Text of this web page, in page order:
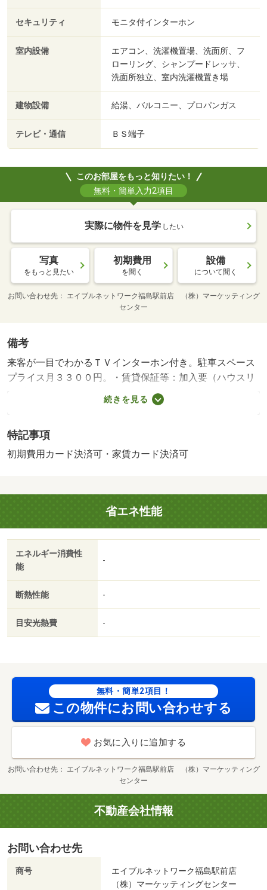
セキュリティ モニタ付インターホン
室内設備
エアコン、洗濯機置場、洗面所、フ
ローリング、シャンプードレッサ、
洗面所独立、室内洗濯機置き場
建物設備 給湯、バルコニー、プロパンガス
テレビ・通信 ＢＳ端子
このお部屋をもっと知りたい！
無料・簡単入力2項目
実際に物件を見学 したい
写真
をもっと見たい
初期費用
を聞く
設備
について聞く
お問い合わせ先
エイブルネットワーク福島駅前店 （株）マーケッティング
センター
備考
来客が一目でわかるＴＶインターホン付き。駐車スペース
プライス月３３００円。・賃貸保証等：加入要（ハウスリ
ーブ ハウスリーブ株式会社 契約時保証委託料：２．２
万／月額保証委託料：賃料総額の２．２％又は５．５％
勤務形態：不在・室内設備は浴室乾燥機・洗面所独立など
が揃っており、とても充実しています。収納はウォークイ
ット費 3300円
続きを見る
特記事項
初期費用カード決済可・家賃カード決済可
省エネ性能
エネルギー消費性
能
-
断熱性能 -
目安光熱費 -
無料・簡単2項目！
この物件にお問い合わせする
お気に入りに追加する
お問い合わせ先
エイブルネットワーク福島駅前店 （株）マーケッティング
センター
不動産会社情報
お問い合わせ先
商号
エイブルネットワーク福島駅前店
（株）マーケッティングセンター